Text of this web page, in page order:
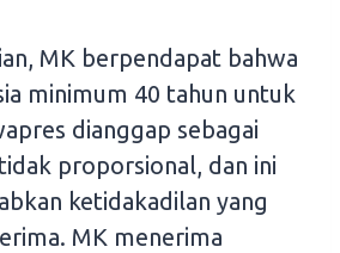
MK berpendapat bahwa
minimum 40 tahun untuk
dianggap sebagai
proporsional, dan ini
ketidakadilan yang
MK menerima